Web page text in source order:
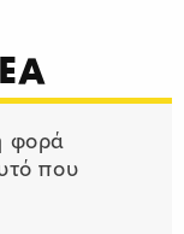
φορά
που